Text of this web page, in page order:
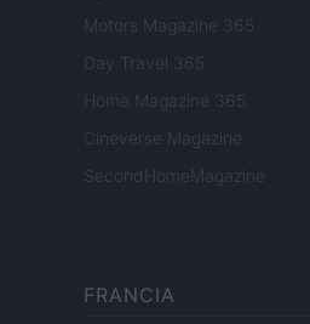
Motors Magazine 365
Day Travel 365
Home Magazine 365
Cineverse Magazine
SecondHomeMagazine
FRANCIA